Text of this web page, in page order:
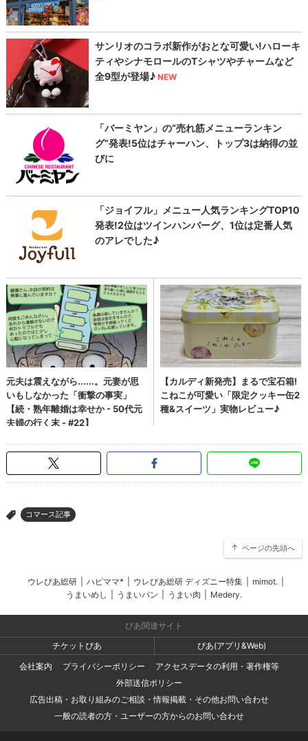
> コマース記事
ページの先頭へ
ウレぴあ総研 ハピママ* ウレぴあ総研 ディズニー特集 mimot.
うまいめし
うまいパン うまい肉 Medery.
ぴあ関連サイト
チケットぴあ
ぴあ(アプリ&Web)
会社案内
プライバシーポリシー
アクセスデータの利用・著作権等
外部送信ポリシー
広告出稿・お取り組みのご相談・情報掲載・その他お問い合わせ
一般の読者の方・ユーザーの方からのお問い合わせ